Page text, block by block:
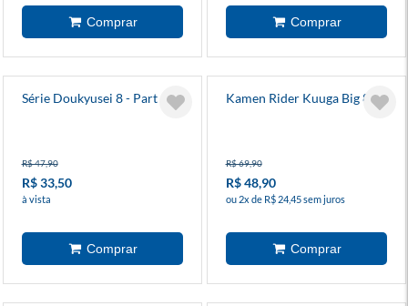
Série Doukyusei 8 - Part 2
R$ 47,90
R$ 33,50
à vista
Kamen Rider Kuuga Big 8
R$ 69,90
R$ 48,90
ou 2x de R$ 24,45 sem juros